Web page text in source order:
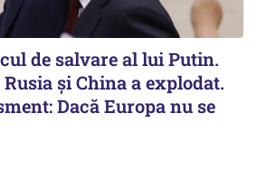
de salvare al lui Putin.
și China a explodat.
Dacă Europa nu se